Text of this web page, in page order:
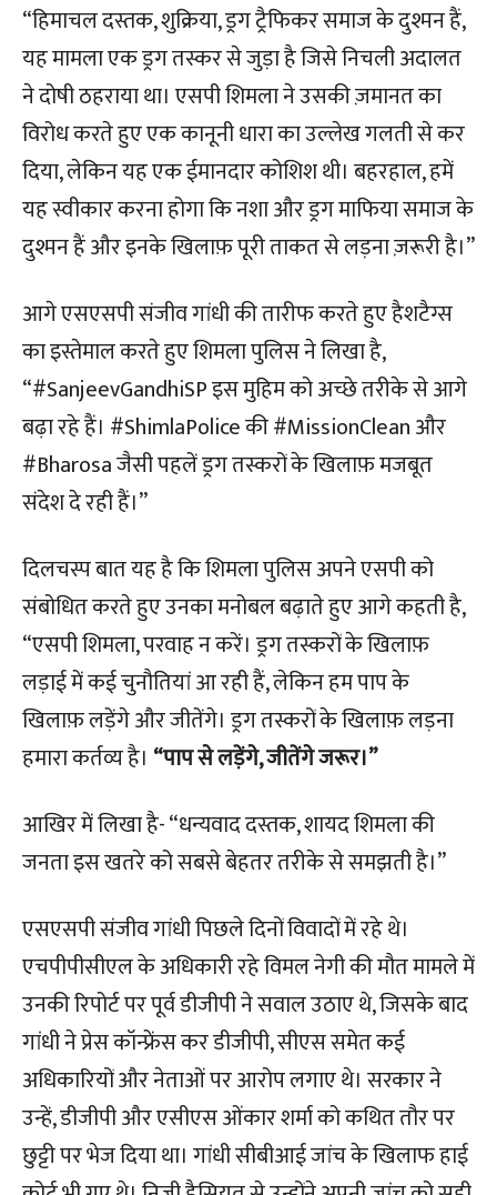
“हिमाचल दस्तक, शुक्रिया, ड्रग ट्रैफिकर समाज के दुश्मन हैं,
यह मामला एक ड्रग तस्कर से जुड़ा है जिसे निचली अदालत
ने दोषी ठहराया था। एसपी शिमला ने उसकी ज़मानत का
विरोध करते हुए एक कानूनी धारा का उल्लेख गलती से कर
दिया, लेकिन यह एक ईमानदार कोशिश थी। बहरहाल, हमें
यह स्वीकार करना होगा कि नशा और ड्रग माफिया समाज के
दुश्मन हैं और इनके खिलाफ़ पूरी ताकत से लड़ना ज़रूरी है।”
आगे एसएसपी संजीव गांधी की तारीफ करते हुए हैशटैग्स
का इस्तेमाल करते हुए शिमला पुलिस ने लिखा है,
“#SanjeevGandhiSP इस मुहिम को अच्छे तरीके से आगे
बढ़ा रहे हैं। #ShimlaPolice की #MissionClean और
#Bharosa जैसी पहलें ड्रग तस्करों के खिलाफ़ मजबूत
संदेश दे रही हैं।”
दिलचस्प बात यह है कि शिमला पुलिस अपने एसपी को
संबोधित करते हुए उनका मनोबल बढ़ाते हुए आगे कहती है,
“एसपी शिमला, परवाह न करें। ड्रग तस्करों के खिलाफ़
लड़ाई में कई चुनौतियां आ रही हैं, लेकिन हम पाप के
खिलाफ़ लड़ेंगे और जीतेंगे। ड्रग तस्करों के खिलाफ़ लड़ना
हमारा कर्तव्य है। “पाप से लड़ेंगे, जीतेंगे जरूर।”
आखिर में लिखा है- “धन्यवाद दस्तक, शायद शिमला की
जनता इस खतरे को सबसे बेहतर तरीके से समझती है।”
एसएसपी संजीव गांधी पिछले दिनों विवादों में रहे थे।
एचपीपीसीएल के अधिकारी रहे विमल नेगी की मौत मामले में
उनकी रिपोर्ट पर पूर्व डीजीपी ने सवाल उठाए थे, जिसके बाद
गांधी ने प्रेस कॉन्फ्रेंस कर डीजीपी, सीएस समेत कई
अधिकारियों और नेताओं पर आरोप लगाए थे। सरकार ने
उन्हें, डीजीपी और एसीएस ओंकार शर्मा को कथित तौर पर
छुट्टी पर भेज दिया था। गांधी सीबीआई जांच के खिलाफ हाई